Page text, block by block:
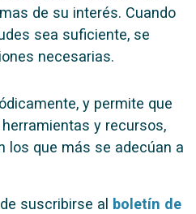
de su interés. Cuando
sea suficiente, se
necesarias.
y permite que
y recursos,
los que más se adecúan a
suscribirse al
boletín de